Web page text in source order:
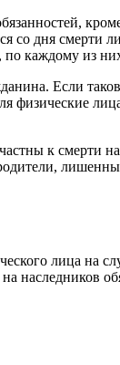
дня смерти
каждому из
Если
физические
к смерти
лица на
наследников